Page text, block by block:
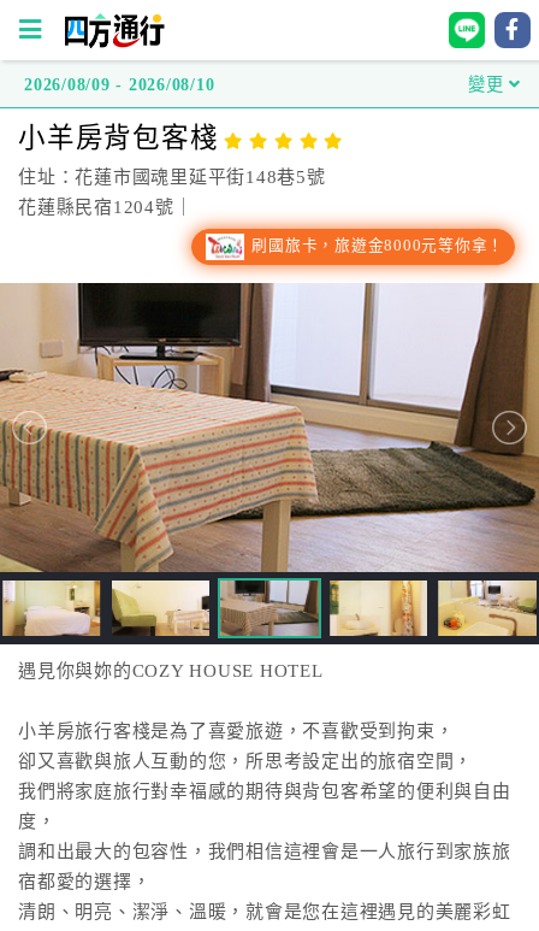
方
通
行
台
灣
訂
房
直
接
跟
飯
店
訂
HOT
特
色
民
宿
2026/08/09 - 2026/08/10 變更
小羊房背包客棧
住址：花蓮市國魂里延平街148巷5號
花蓮縣民宿1204號｜
刷國旅卡，旅遊金8000元等你拿！
遇見你與妳的COZY HOUSE HOTEL
小羊房旅行客棧是為了喜愛旅遊，不喜歡受到拘束，
卻又喜歡與旅人互動的您，所思考設定出的旅宿空間，
我們將家庭旅行對幸福感的期待與背包客希望的便利與自由
度，
調和出最大的包容性，我們相信這裡會是一人旅行到家族旅
宿都愛的選擇，
清朗、明亮、潔淨、溫暖，就會是您在這裡遇見的美麗彩虹